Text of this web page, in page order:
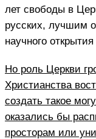
лет свободы в
русских, лучшим
научного
Но роль Церкви
Христианства
создать такое
оказались бы
просторам или